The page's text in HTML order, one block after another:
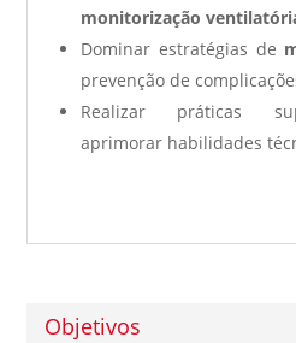
monitorização
Dominar estratégias de
prevenção de
Realizar práticas
aprimorar habilidades
Objetivos